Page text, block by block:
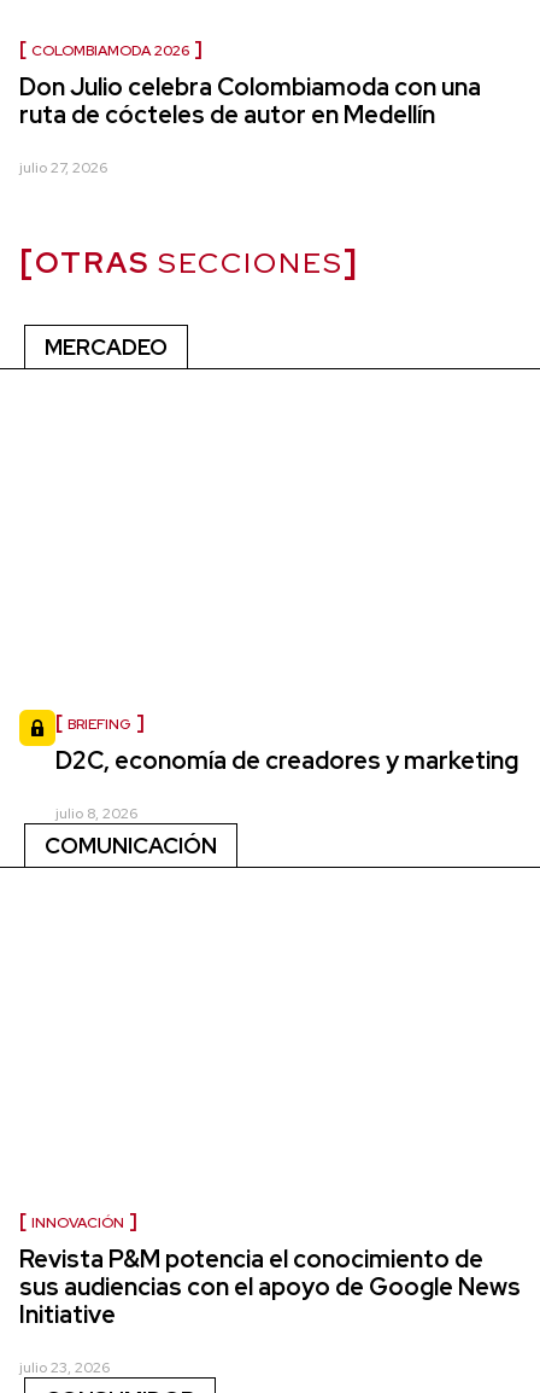
COLOMBIAMODA 2026
Don Julio celebra Colombiamoda con una
ruta de cócteles de autor en Medellín
julio 27, 2026
OTRAS SECCIONES
MERCADEO
BRIEFING
D2C, economía de creadores y marketing
julio 8, 2026
COMUNICACIÓN
INNOVACIÓN
Revista P&M potencia el conocimiento de
sus audiencias con el apoyo de Google News
Initiative
julio 23, 2026